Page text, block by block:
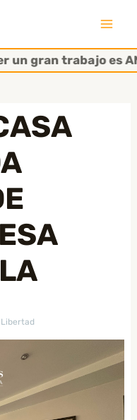
gran trabajo es
Libertad